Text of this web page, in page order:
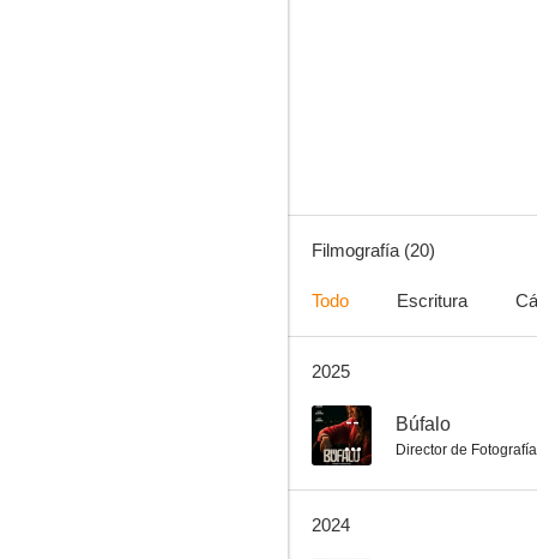
Buscando a Shakespeare
Filmografía (20)
Todo Escritura
2025
-- Búfalo
Director de Fotografía
2024